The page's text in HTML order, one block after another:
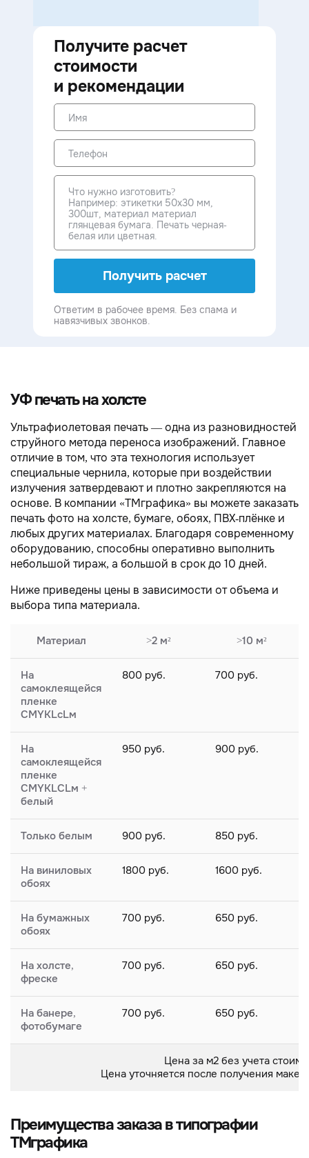
Получите расчет
стоимости
и рекомендации
Получить расчет
Ответим в рабочее время. Без спама и
навязчивых звонков.
УФ печать на холсте
Ультрафиолетовая печать — одна из разновидностей
струйного метода переноса изображений. Главное
отличие в том, что эта технология использует
специальные чернила, которые при воздействии
излучения затвердевают и плотно закрепляются на
основе. В компании «ТМграфика» вы можете заказать
печать фото на холсте, бумаге, обоях, ПВХ-плёнке и
любых других материалах. Благодаря современному
оборудованию, способны оперативно выполнить
небольшой тираж, а большой в срок до 10 дней.
Ниже приведены цены в зависимости от объема и
выбора типа материала.
Материал >2 м² >10 м²
На
самоклеящейся
пленке
CMYKLсLм
800 руб. 700 руб.
На
самоклеящейся
пленке
CMYKLCLм +
белый
950 руб. 900 руб.
Только белым 900 руб. 850 руб.
На виниловых
обоях
1800 руб. 1600 руб.
На бумажных
обоях
700 руб. 650 руб.
На холсте,
фреске
700 руб. 650 руб.
На банере,
фотобумаге
700 руб. 650 руб.
Цена за м2 без учета
Цена уточняется после получения
Преимущества заказа в типографии
ТМграфика